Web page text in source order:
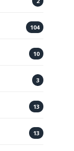
104
10
3
13
13